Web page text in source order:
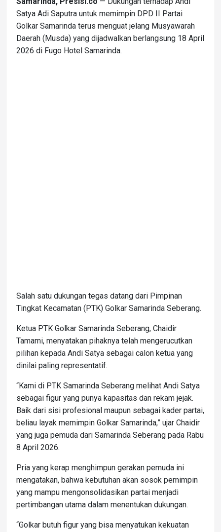
Satya Adi Saputra untuk memimpin DPD II Partai
Golkar Samarinda terus menguat jelang Musyawarah
Daerah (Musda) yang dijadwalkan berlangsung 18 April
2026 di Fugo Hotel Samarinda.
Salah satu dukungan tegas datang dari Pimpinan
Tingkat Kecamatan (PTK) Golkar Samarinda Seberang.
Ketua PTK Golkar Samarinda Seberang, Chaidir
Tamami, menyatakan pihaknya telah mengerucutkan
pilihan kepada Andi Satya sebagai calon ketua yang
dinilai paling representatif.
“Kami di PTK Samarinda Seberang melihat Andi Satya
sebagai figur yang punya kapasitas dan rekam jejak.
Baik dari sisi profesional maupun sebagai kader partai,
beliau layak memimpin Golkar Samarinda,” ujar Chaidir
yang juga pemuda dari Samarinda Seberang pada Rabu
8 April 2026.
Pria yang kerap menghimpun gerakan pemuda ini
mengatakan, bahwa kebutuhan akan sosok pemimpin
yang mampu mengonsolidasikan partai menjadi
pertimbangan utama dalam menentukan dukungan.
“Golkar butuh figur yang bisa menyatukan kekuatan